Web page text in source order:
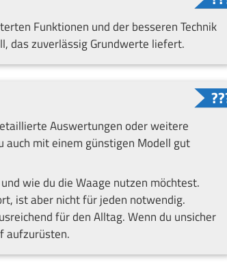
Funktionen und der besseren Technik
das zuverlässig Grundwerte liefert.
Auswertungen oder weitere
auch mit einem günstigen Modell gut
wie du die Waage nutzen möchtest.
ist aber nicht für jeden notwendig.
für den Alltag. Wenn du unsicher
aufzurüsten.